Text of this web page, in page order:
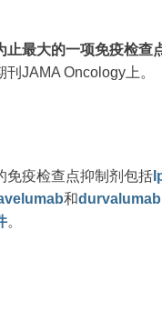
止最大的一项免疫检查
JAMA Oncology上。
免疫检查点抑制剂包括
和durvalumab
。